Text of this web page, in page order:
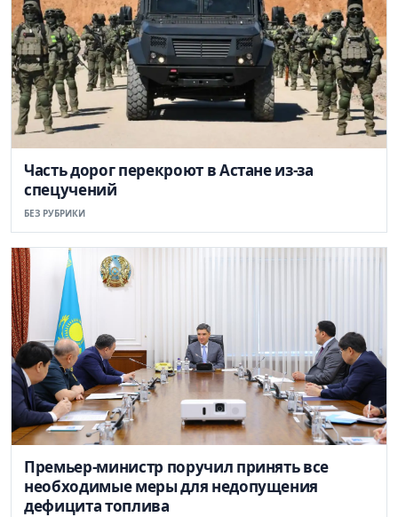
Часть дорог перекроют в Астане из-за
спецучений
БЕЗ РУБРИКИ
Премьер-министр поручил принять все
необходимые меры для недопущения
дефицита топлива